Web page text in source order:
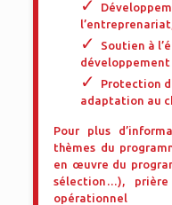
Soutien à
Protection
adaptation au
Pour plus
thèmes du
en œuvre du
sélection…),